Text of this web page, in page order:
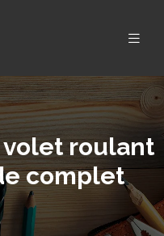
volet roulant
complet